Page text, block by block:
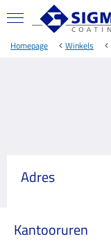
Homepage Winkels
Adres
Kantooruren